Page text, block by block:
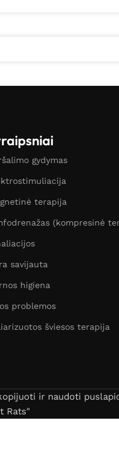
gydymas
terapija
(kompresinė
savijauta
higiena
problemos
šviesos terapija
ir naudoti
Rats"